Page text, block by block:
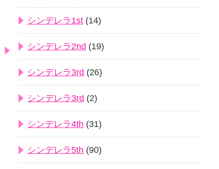
シンデレラ1st (14)
シンデレラ2nd (19)
シンデレラ3rd (26)
シンデレラ3rd (2)
シンデレラ4th (31)
シンデレラ5th (90)